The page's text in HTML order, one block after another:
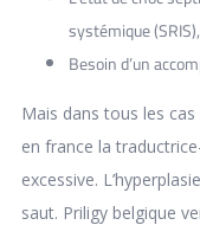
systémique
Besoin d’un
Mais dans tous les cas
en france la
excessive.
saut. Priligy belgique